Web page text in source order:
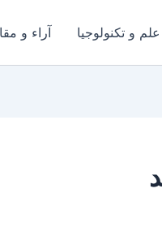
علم و تكنولوجيا آراء و